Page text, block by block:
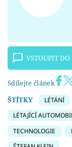
VSTOUPIT DO
Sdílejte článek
ŠTÍTKY
LÉTÁNÍ
LÉTAJÍCÍ
TECHNOLOGIE